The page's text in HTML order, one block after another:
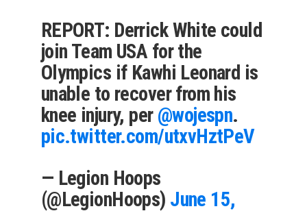
REPORT: Derrick White could
join Team USA for the
Olympics if Kawhi Leonard is
unable to recover from his
knee injury, per @wojespn.
pic.twitter.com/utxvHztPeV
— Legion Hoops
(@LegionHoops) June 15,